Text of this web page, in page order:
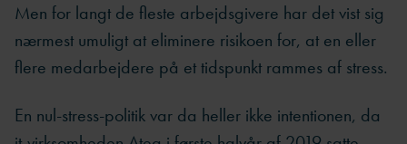
Men for langt de fleste arbejdsgivere har det vist sig
nærmest umuligt at eliminere risikoen for, at en eller
flere medarbejdere på et tidspunkt rammes af stress.
En nul-stress-politik var da heller ikke intentionen, da